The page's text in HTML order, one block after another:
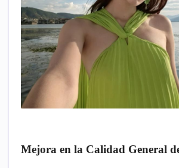
Mejora en la Calidad General